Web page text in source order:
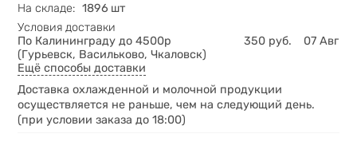
На складе: 1896 шт
Условия доставки
По Калининграду до 4500р
(Гурьевск, Васильково, Чкаловск)
350 руб.
07 Авг
Ещё способы доставки
Доставка охлажденной и молочной продукции
осуществляется не раньше, чем на следующий день.
(при условии заказа до 18:00)